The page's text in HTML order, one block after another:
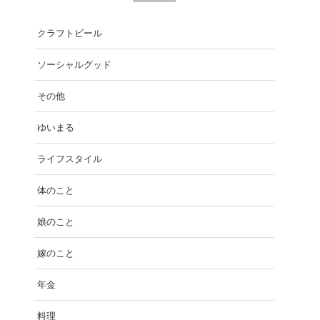
クラフトビール
ソーシャルグッド
その他
ゆいまる
ライフスタイル
体のこと
娘のこと
嫁のこと
年金
料理